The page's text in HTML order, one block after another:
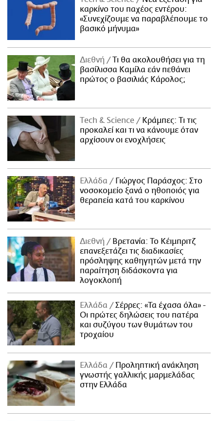
καρκίνο του παχέος εντέρου:
«Συνεχίζουμε να παραβλέπουμε το
βασικό μήνυμα»
Διεθνή
Τι θα ακολουθήσει για τη
βασίλισσα Καμίλα εάν πεθάνει
πρώτος ο βασιλιάς Κάρολος;
Τech & Science
Κράμπες: Τι τις
προκαλεί και τι να κάνουμε όταν
αρχίσουν οι ενοχλήσεις
Ελλάδα
Γιώργος Παράσχος: Στο
νοσοκομείο ξανά ο ηθοποιός για
θεραπεία κατά του καρκίνου
Διεθνή
Βρετανία: Το Κέιμπριτζ
επανεξετάζει τις διαδικασίες
πρόσληψης καθηγητών μετά την
παραίτηση διδάσκοντα για
λογοκλοπή
Ελλάδα
Σέρρες: «Τα έχασα όλα» -
Οι πρώτες δηλώσεις του πατέρα
και συζύγου των θυμάτων του
τροχαίου
Ελλάδα
Προληπτική ανάκληση
γνωστής γαλλικής μαρμελάδας
στην Ελλάδα